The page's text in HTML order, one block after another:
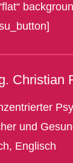
Christian
und
Englisch